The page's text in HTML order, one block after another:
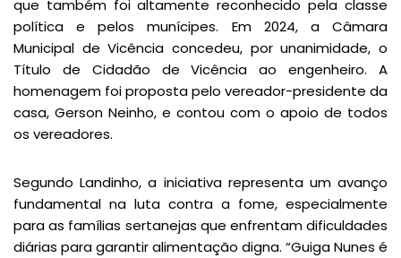
que também foi altamente reconhecido pela classe
política e pelos munícipes. Em 2024, a Câmara
Municipal de Vicência concedeu, por unanimidade, o
Título de Cidadão de Vicência ao engenheiro. A
homenagem foi proposta pelo vereador-presidente da
casa, Gerson Neinho, e contou com o apoio de todos
os vereadores.
Segundo Landinho, a iniciativa representa um avanço
fundamental na luta contra a fome, especialmente
para as famílias sertanejas que enfrentam dificuldades
diárias para garantir alimentação digna. “Guiga Nunes é